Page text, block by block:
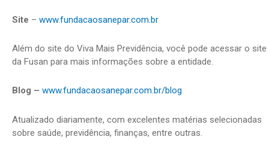
Site – www.fundacaosanepar.com.br
Além do site do Viva Mais Previdência, você pode acessar o site
da Fusan para mais informações sobre a entidade.
Blog – www.fundacaosanepar.com.br/blog
Atualizado diariamente, com excelentes matérias selecionadas
sobre saúde, previdência, finanças, entre outras.